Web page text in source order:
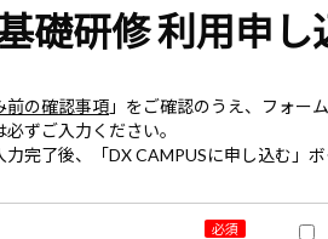
礎研修 利用申
前の確認事項 」をご確認のうえ、フォー
ずご入力ください。
力完了後、「DX CAMPUSに申し込む」ボ